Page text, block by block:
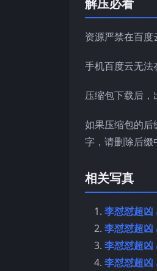
解压必看
资源严禁在百
手机百度云无法
压缩包下载后，
如果压缩包的
字，请删除后缀
相关写真
李怼怼超凶
李怼怼超凶
李怼怼超凶
李怼怼超凶